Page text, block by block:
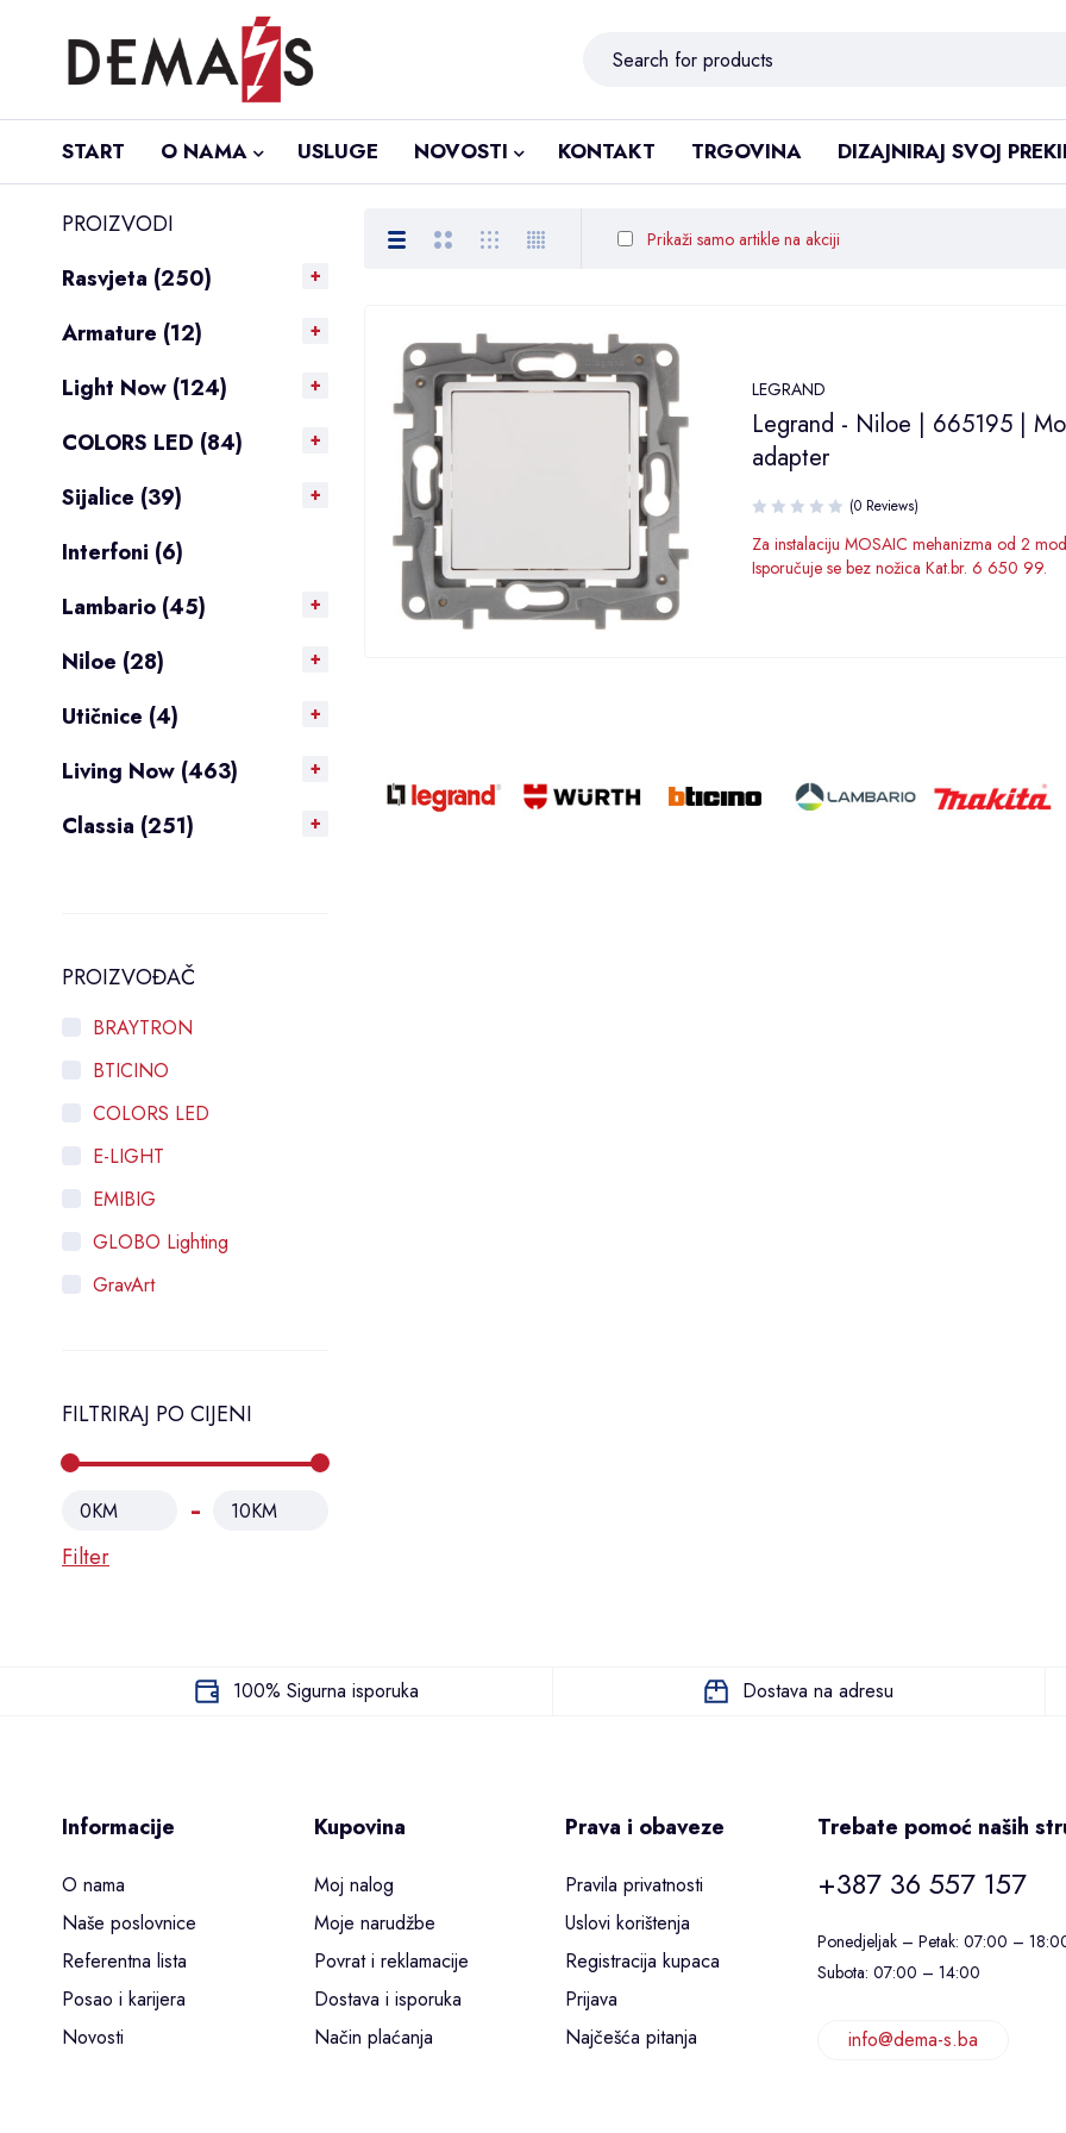
START O NAMA USLUGE NOVOSTI KONTAKT TRGOVINA DIZAJNIRAJ SVOJ
PROIZVODI
Rasvjeta (250)
Armature (12)
Light Now (124)
COLORS LED (84)
Sijalice (39)
Interfoni (6)
Lambario (45)
Niloe (28)
Utičnice (4)
Living Now (463)
Classia (251)
PROIZVOĐAČ
BRAYTRON
BTICINO
COLORS LED
E-LIGHT
EMIBIG
GLOBO Lighting
GravArt
LAMBARIO
LEGRAND
MASS-LIGHT
FILTRIRAJ PO CIJENI
Filter
0KM 10KM
Prikaži samo artikle na akciji
LEGRAND
Legrand - Niloe | 665195 |
adapter
(0 Reviews)
Za instalaciju MOSAIC mehanizma od 2
Isporučuje se bez nožica Kat.br. 6 650 99.
100% Sigurna isporuka Dostava na adresu
Informacije
O nama
Naše poslovnice
Referentna lista
Posao i karijera
Novosti
Kupovina
Moj nalog
Moje narudžbe
Povrat i reklamacije
Dostava i isporuka
Način plaćanja
Prava i obaveze
Pravila privatnosti
Uslovi korištenja
Registracija kupaca
Prijava
Najčešća pitanja
Trebate pomoć naših
+387 36 557 157
Ponedjeljak – Petak: 07:00 –
Subota: 07:00 – 14:00
info@dema-s.ba